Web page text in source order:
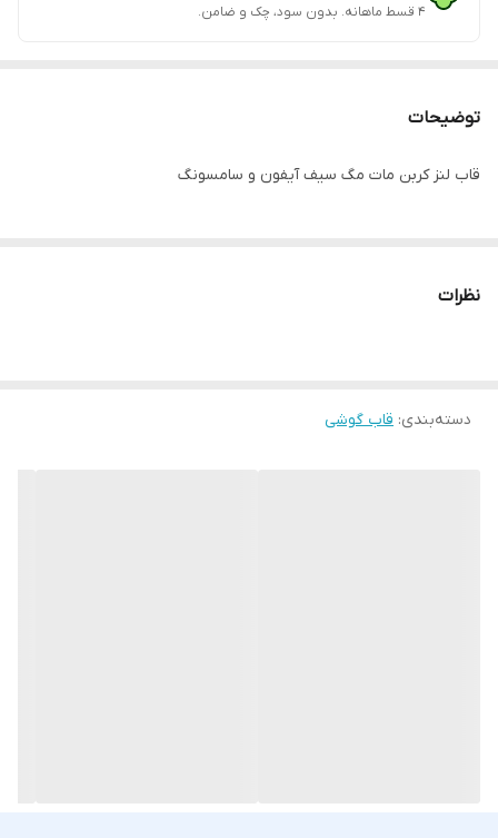
۴ قسط ماهانه. بدون سود، چک و ضامن.
توضیحات
قاب لنز کربن مات مگ سیف آیفون و سامسونگ
نظرات
دسته‌بندی: قاب گوشی